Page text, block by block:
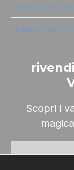
vintage paint
vintage paint
Scopri i